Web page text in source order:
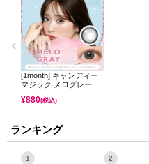
[1month] キャンディー
マジック メログレー
¥880(税込)
ランキング
1 2